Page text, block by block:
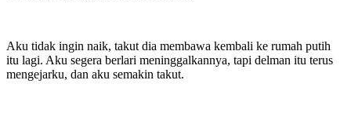
Aku tidak ingin naik, takut dia membawa kembali ke rumah putih
itu lagi. Aku segera berlari meninggalkannya, tapi delman itu terus
mengejarku, dan aku semakin takut.